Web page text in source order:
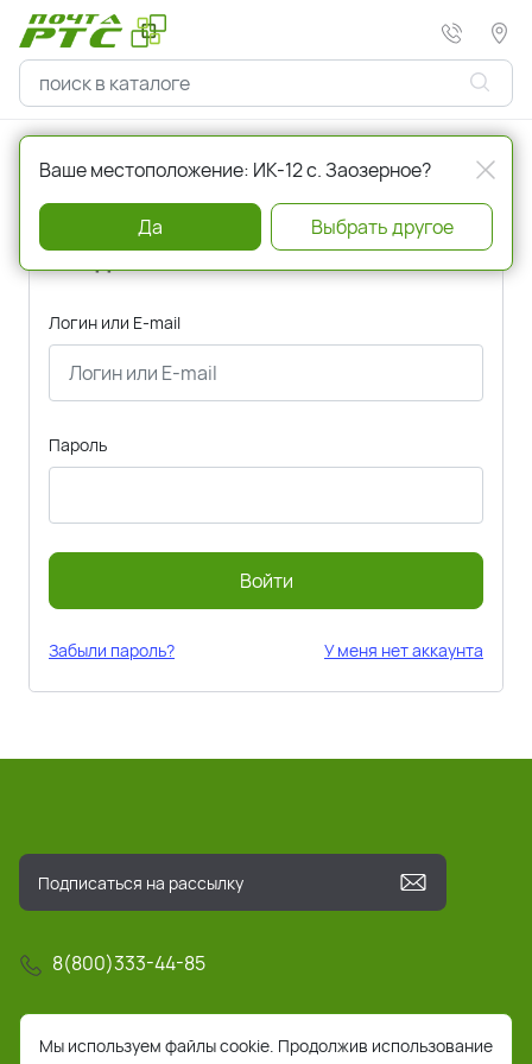
Главная Авторизация
Вход
Логин или E-mail
Пароль
Войти
Забыли пароль? У меня нет аккаунта
8(800)333-44-85
info@pochta-rts.ru
Мы используем файлы cookie. Продолжив использование
Ваше местоположение: ИК-12 с. Заозерное?
Да Выбрать другое